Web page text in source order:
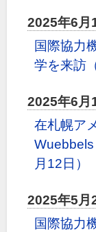
2025年6月
国際協力
学を来訪
2025年6月
在札幌ア
月12日）
2025年5月
国際協力